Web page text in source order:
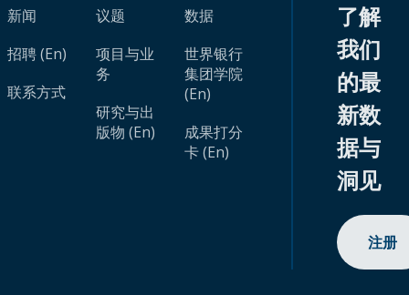
新闻
招聘 (En)
联系方式
议题
项目与业
务
研究与出
版物 (En)
数据
世界银行
集团学院
(En)
成果打分
卡 (En)
了解
我们
的最
新数
据与
洞见
注册